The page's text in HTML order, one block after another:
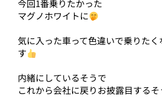
今回1番乗りたかった
マグノホワイトに
気に入った車って色違いで乗りた
す
内緒にしているそうで
これから会社に戻りお披露目するそ